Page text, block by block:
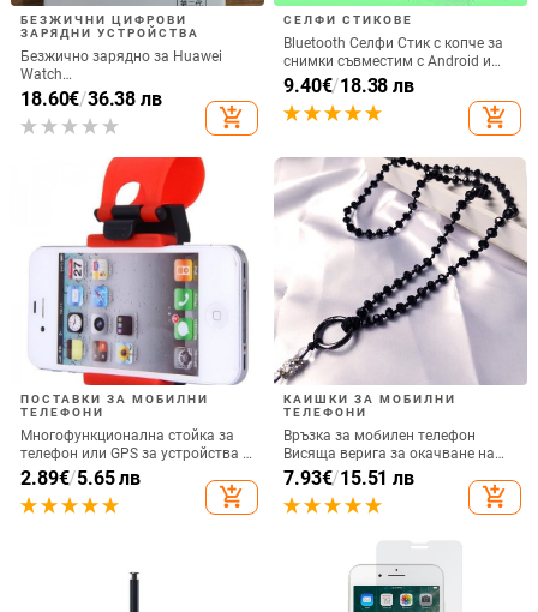
БЕЗЖИЧНИ ЦИФРОВИ
ЗАРЯДНИ УСТРОЙСТВА
Безжично зарядно за Huawei
Watch
GT6/GT5/Watch5/Watch4/GT4 –
метален корпус, магнитно
зареждане, QC 3.0 бързо
18.60€/36.38 лв
add_shopping_cart
СЕЛФИ СТИКОВЕ
Bluetooth Селфи Стик с копче за
снимки съвместим с Android и
iOS- Черен/Зелен
9.40€/18.38 лв
add_shopping_cart
ПОСТАВКИ ЗА МОБИЛНИ
ТЕЛЕФОНИ
Многофункционална стойка за
телефон или GPS за устройства с
размери до 76мм / 4.8 инча
2.89€/5.65 лв
add_shopping_cart
КАИШКИ ЗА МОБИЛНИ
ТЕЛЕФОНИ
Връзка за мобилен телефон
Висяща верига за окачване на
врата Висулка Кристални
мъниста Ръчна изработка Анти-
загубено въже за каишка за
7.93€/15.51 лв
add_shopping_cart